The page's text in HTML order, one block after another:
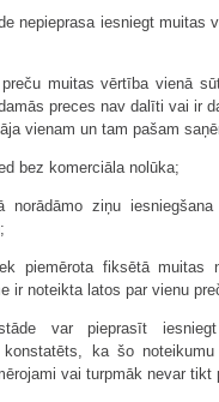
nepieprasa iesniegt muitas
muitas vērtība vienā
preces nav dalīti vai ir
vienam un tam pašam
bez komerciāla nolūka;
norādāmo ziņu
piemērota fiksētā muitas
ir noteikta latos par vienu
var pieprasīt
ka šo noteikumu
vai turpmāk nevar tikt